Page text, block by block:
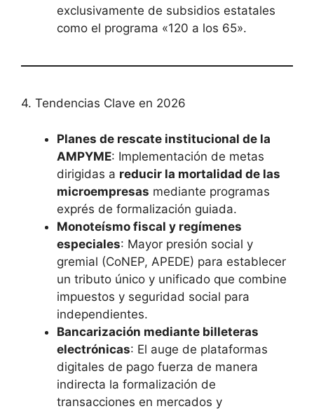
exclusivamente de subsidios estatales
como el programa «120 a los 65».
4. Tendencias Clave en 2026
Planes de rescate institucional de la
AMPYME: Implementación de metas
dirigidas a reducir la mortalidad de las
microempresas mediante programas
exprés de formalización guiada.
Monoteísmo fiscal y regímenes
especiales: Mayor presión social y
gremial (CoNEP, APEDE) para establecer
un tributo único y unificado que combine
impuestos y seguridad social para
independientes.
Bancarización mediante billeteras
electrónicas: El auge de plataformas
digitales de pago fuerza de manera
indirecta la formalización de
transacciones en mercados y